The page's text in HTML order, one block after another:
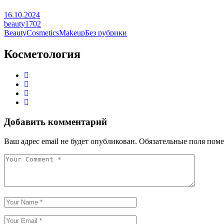
16.10.2024
beauty1702
BeautyCosmeticsMakeupБез рубрики
Косметология
Добавить комментарий
Ваш адрес email не будет опубликован. Обязательные поля